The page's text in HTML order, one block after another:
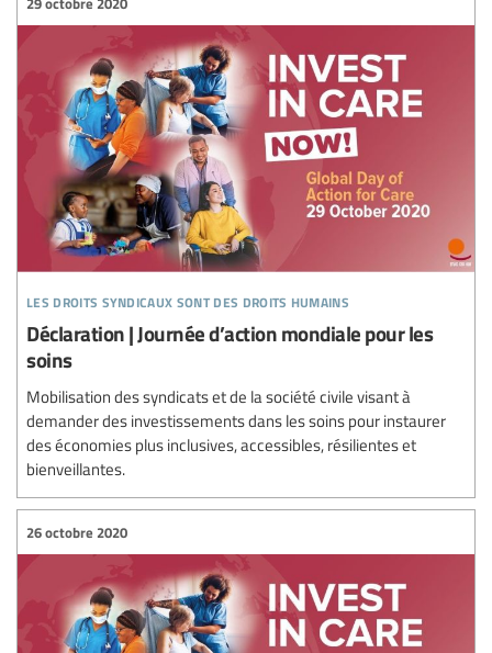
les droits syndicaux sont des droits humains
Déclaration | Journée d’action mondiale pour les
soins
Mobilisation des syndicats et de la société civile visant à
demander des investissements dans les soins pour instaurer
des économies plus inclusives, accessibles, résilientes et
bienveillantes.
26 octobre 2020